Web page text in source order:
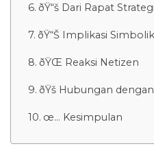
ðŸ“š Dari Rapat
ðŸ“Š Implikasi Simbolik
ðŸŒ Reaksi Netizen
ðŸš Hubungan
œ… Kesimpulan